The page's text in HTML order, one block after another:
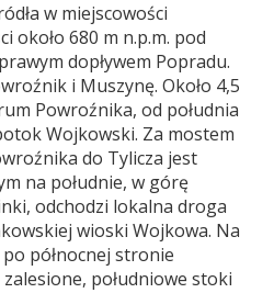
w miejscowości
około 680 m n.p.m. pod
dopływem Popradu.
i Muszynę. Około 4,5
Powroźnika, od południa
Wojkowski. Za mostem
do Tylicza jest
na południe, w górę
odchodzi lokalna droga
wioski Wojkowa. Na
północnej stronie
południowe stoki